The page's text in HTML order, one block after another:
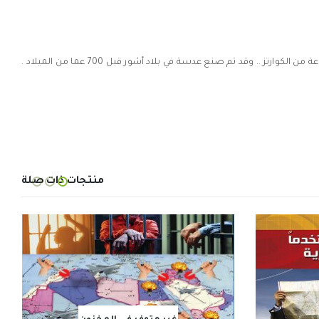
بدأت البصريا مع تطور العدساتت من قبل قدماء المصريين وبلاد مابين النهرين وكانت أول العدسلات مصنوعة من الكريستال المصقول وفي الغالب مصنوعة من الكوارتز .. وقد تم صنع عدسة في بلاد أشور قبل 700 عما من الميلاد .
منتجات ذات صلة